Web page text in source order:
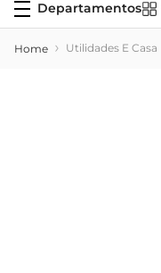
Utilidades E Casa